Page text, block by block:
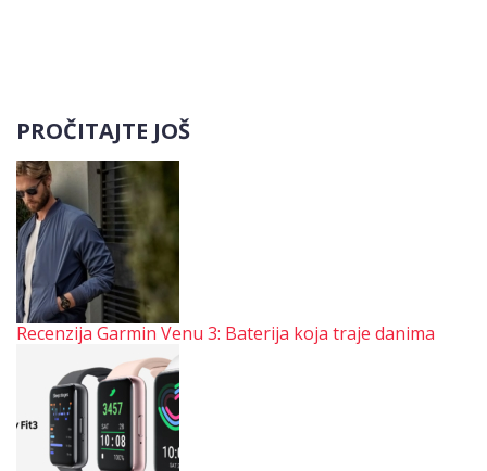
PROČITAJTE JOŠ
Recenzija Garmin Venu 3: Baterija koja traje danima